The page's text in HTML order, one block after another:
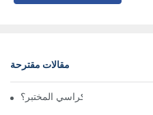
مقالات مقترحة
كيفية اختيار مورد كراسي المختبر؟